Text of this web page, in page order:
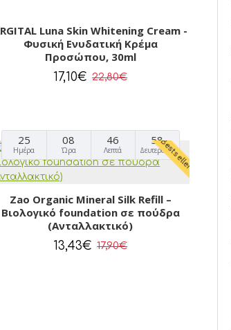
Luna Skin Whitening Cream -
Φυσική Eνυδατική Κρέμα
Προσώπου, 30ml
17,10€ 22,80€
Bestseller
25
Ημέρα
08
Ώρα
46
Λεπτά
57
Δευτερόλεπτα
Zao Organic Mineral Silk Refill –
Βιολογικό foundation σε πούδρα
(Ανταλλακτικό)
13,43€ 17,90€